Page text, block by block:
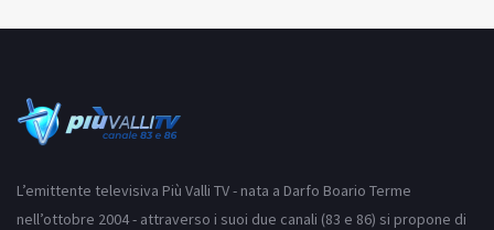
L’emittente televisiva Più Valli TV - nata a Darfo Boario Terme
nell’ottobre 2004 - attraverso i suoi due canali (83 e 86) si propone di